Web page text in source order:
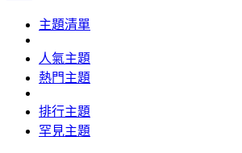
主題清單
人氣主題
熱門主題
排行主題
罕見主題